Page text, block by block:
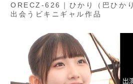
ORECZ-626｜ひかり（巴ひか
出会うビキニギャル作品